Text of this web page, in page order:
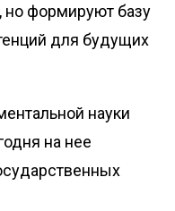
но формируют базу
для будущих
науки
на нее